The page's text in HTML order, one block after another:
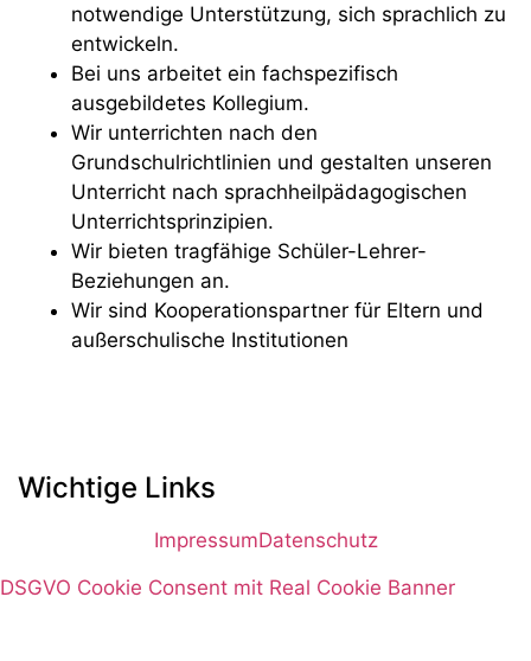
notwendige Unterstützung, sich sprachlich zu
entwickeln.
Bei uns arbeitet ein fachspezifisch
ausgebildetes Kollegium.
Wir unterrichten nach den
Grundschulrichtlinien und gestalten unseren
Unterricht nach sprachheilpädagogischen
Unterrichtsprinzipien.
Wir bieten tragfähige Schüler-Lehrer-
Beziehungen an.
Wir sind Kooperationspartner für Eltern und
außerschulische Institutionen
Wichtige Links
ImpressumDatenschutz
DSGVO Cookie Consent mit Real Cookie Banner